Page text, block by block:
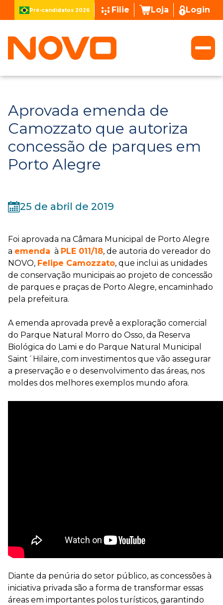
Pré-candidatos 2026 Filie Loja Login
Aprovada emenda de
Camozzato que autoriza
concessão de parques em
Porto Alegre
25 de abril de 2019
Foi aprovada na Câmara Municipal de Porto Alegre
a emenda à PLE 011/18, de autoria do vereador do
NOVO, Felipe Camozzato, que inclui as unidades
de conservação municipais ao projeto de concessão
de parques e praças de Porto Alegre, encaminhado
pela prefeitura.
A emenda aprovada prevê a exploração comercial
do Parque Natural Morro do Osso, da Reserva
Biológica do Lami e do Parque Natural Municipal
Saint´Hilaire, com investimentos que vão assegurar
a preservação e o desenvolvimento das áreas, nos
moldes dos melhores exemplos mundo afora.
Diante da penúria do setor público, as concessões à
iniciativa privada são a forma de transformar essas
áreas em importantes polos turísticos, garantindo